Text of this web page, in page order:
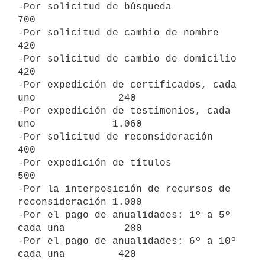
-Por solicitud de búsqueda
700
-Por solicitud de cambio de nombre
420
-Por solicitud de cambio de domicilio
420
-Por expedición de certificados, cada
uno              240
-Por expedición de testimonios, cada
uno             1.060
-Por solicitud de reconsideración
400
-Por expedición de títulos
500
-Por la interposición de recursos de
reconsideración 1.000
-Por el pago de anualidades: 1º a 5º
cada una          280
-Por el pago de anualidades: 6º a 10º
cada una         420